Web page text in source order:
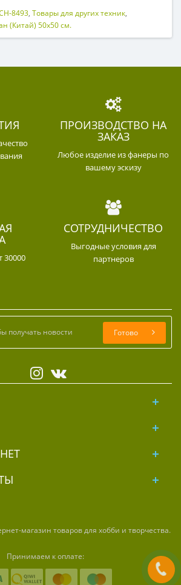
8493, Товары для других техник,
(Китай) 50х50 см.
ПРОИЗВОДСТВО НА
ЗАКАЗ
Любое изделие из фанеры по
вашему эскизу
30000
СОТРУДНИЧЕСТВО
Выгодные условия для
партнеров
Готово
магазин товаров для хобби и творчества.
Принимаем к оплате: